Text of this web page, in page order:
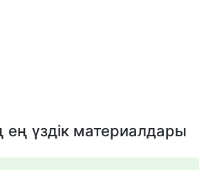
үздік материалдары